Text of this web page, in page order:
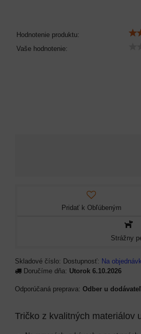
Hodnotenie produktu:
Vaše hodnotenie:
Pridať k Obľúbeným
Strážny
Skladové číslo: Dostupnosť: Na
Doručíme dňa: Utorok 6.10.2026
Odber u
Tričko z kvalitných materiálov
VYBERTE VARIANT